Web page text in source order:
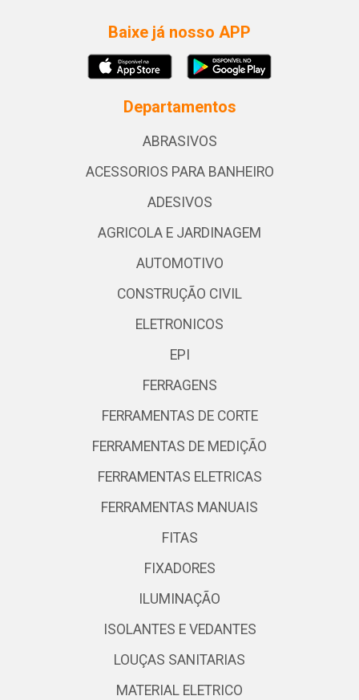
Baixe já nosso APP
Departamentos
ABRASIVOS
ACESSORIOS PARA BANHEIRO
ADESIVOS
AGRICOLA E JARDINAGEM
AUTOMOTIVO
CONSTRUÇÃO CIVIL
ELETRONICOS
EPI
FERRAGENS
FERRAMENTAS DE CORTE
FERRAMENTAS DE MEDIÇÃO
FERRAMENTAS ELETRICAS
FERRAMENTAS MANUAIS
FITAS
FIXADORES
ILUMINAÇÃO
ISOLANTES E VEDANTES
LOUÇAS SANITARIAS
MATERIAL ELETRICO